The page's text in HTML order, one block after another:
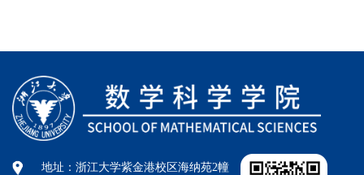
地址：浙江大学紫金港校区海纳苑2幢